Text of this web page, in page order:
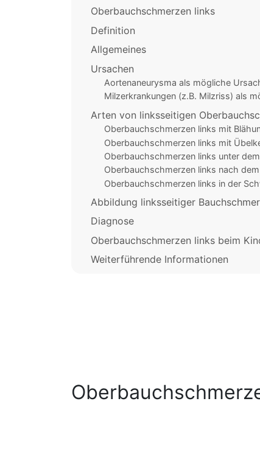
Oberbauchschmerzen links
Definition
Allgemeines
Ursachen
Aortenaneurysma als mögliche
Milzerkrankungen (z.B. Milzriss) als
Arten von linksseitigen
Oberbauchschmerzen links mit
Oberbauchschmerzen links mit
Oberbauchschmerzen links unter
Oberbauchschmerzen links nach
Oberbauchschmerzen links in der
Abbildung linksseitiger
Diagnose
Oberbauchschmerzen links beim
Weiterführende Informationen